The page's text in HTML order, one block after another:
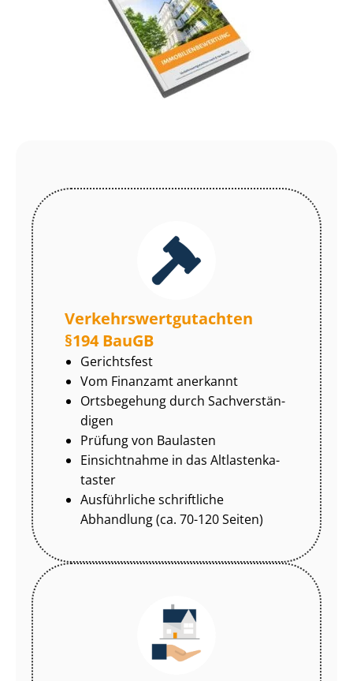
Ver­kehrs­wert­gut­ach­ten
§194 BauGB
Gerichtsfest
Vom Finanzamt anerkannt
Ortsbegehung durch Sach­ver­stän­
di­gen
Prüfung von Baulasten
Einsichtnahme in das Alt­las­ten­ka­
tas­ter
Ausführliche schriftliche
Abhandlung (ca. 70-120 Seiten)